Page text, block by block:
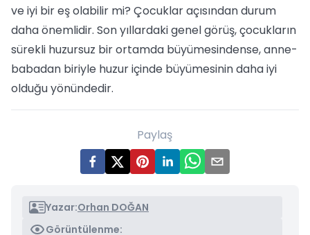
ve iyi bir eş olabilir mi? Çocuklar açısından durum
daha önemlidir. Son yıllardaki genel görüş, çocukların
sürekli huzursuz bir ortamda büyümesindense, anne-
babadan biriyle huzur içinde büyümesinin daha iyi
olduğu yönündedir.
Paylaş
Yazar:Orhan DOĞAN
Görüntülenme: